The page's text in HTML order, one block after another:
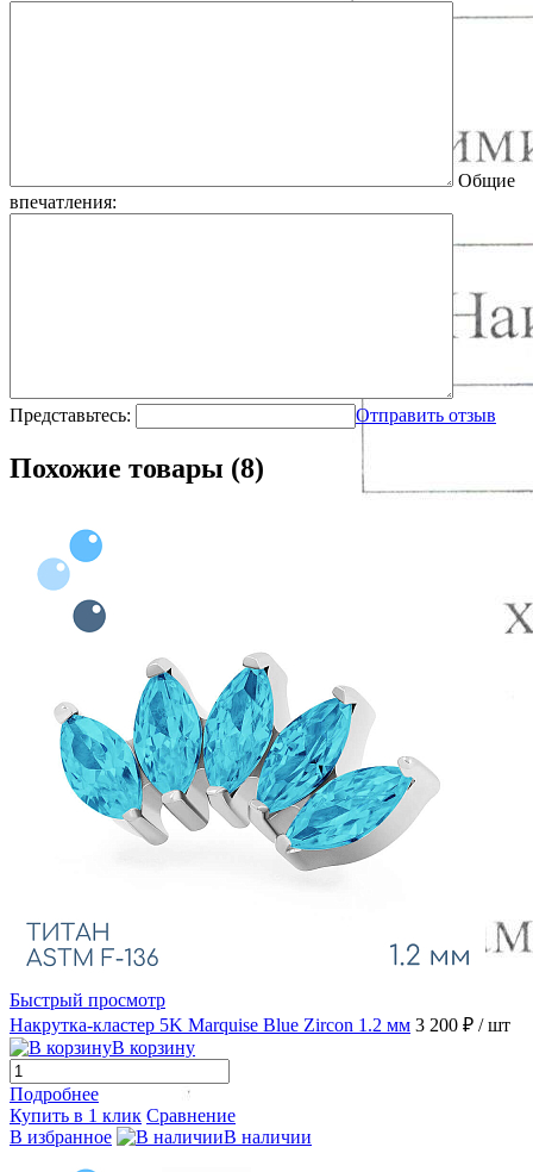
Общие
впечатления:
Представьтесь: Отправить отзыв
Похожие товары (8)
Быстрый просмотр
Накрутка-кластер 5K Marquise Blue Zircon 1.2 мм 3 200 ₽ / шт
В корзину
Подробнее
Купить в 1 клик Сравнение
В избранное
В наличии